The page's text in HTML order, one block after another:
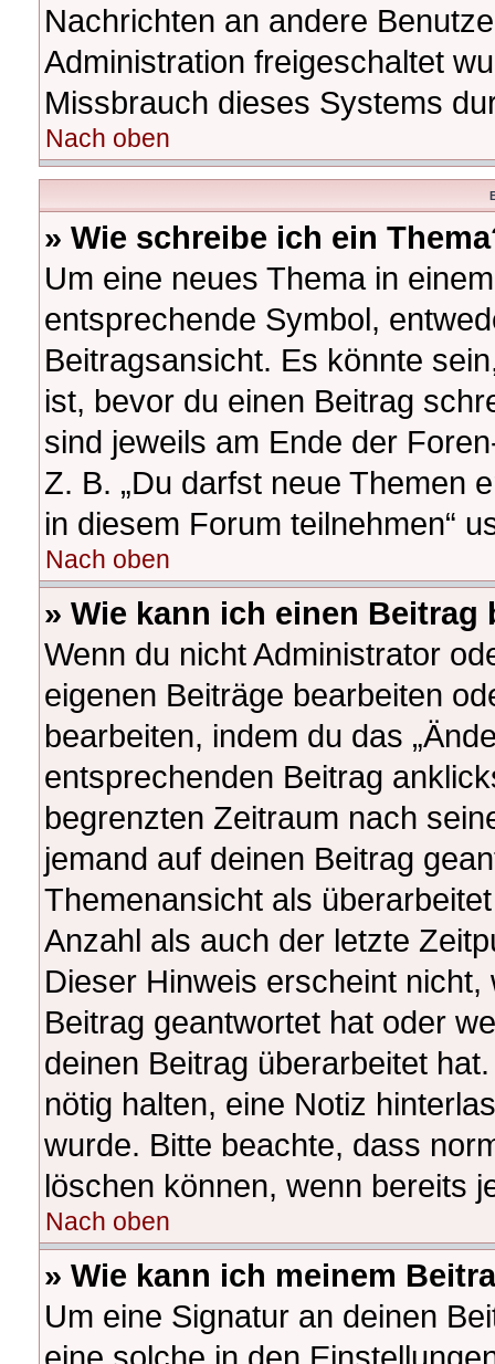
Nachrichten an andere
Administration freigeschaltet
Missbrauch dieses Systems
Nach oben
» Wie schreibe ich ein
Um eine neues Thema in
entsprechende Symbol,
Beitragsansicht. Es könnte
ist, bevor du einen Beitrag
sind jeweils am Ende der
Z. B. „Du darfst neue Themen
in diesem Forum teilnehmen“
Nach oben
» Wie kann ich einen
Wenn du nicht Administrator
eigenen Beiträge bearbeiten
bearbeiten, indem du das
entsprechenden Beitrag
begrenzten Zeitraum nach
jemand auf deinen Beitrag
Themenansicht als
Anzahl als auch der letzte
Dieser Hinweis erscheint
Beitrag geantwortet hat oder
deinen Beitrag überarbeitet
nötig halten, eine Notiz
wurde. Bitte beachte, dass
löschen können, wenn bereits
Nach oben
» Wie kann ich meinem
Um eine Signatur an deinen